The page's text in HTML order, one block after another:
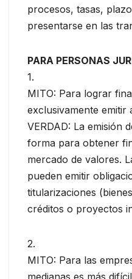
procesos, tasas,
presentarse en las
PARA PERSONAS
1.
MITO: Para lograr
exclusivamente emitir
VERDAD: La emisión
forma para obtener
mercado de valores.
pueden emitir
titularizaciones
créditos o proyectos
2.
MITO: Para las